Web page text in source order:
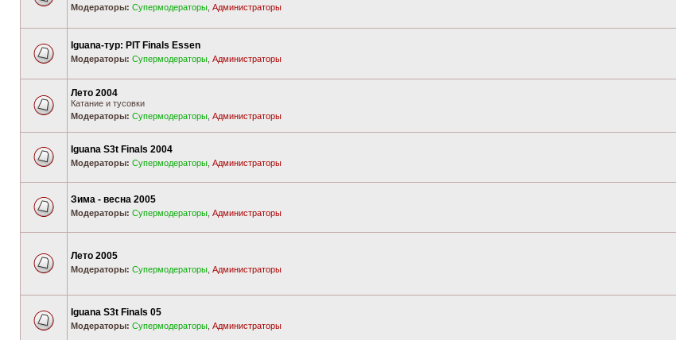
Модераторы: Супермодераторы Администраторы
Iguana-тур: PIT Finals Essen
Модераторы: Супермодераторы Администраторы
Лето 2004
Катание и тусовки
Модераторы: Супермодераторы Администраторы
Iguana S3t Finals 2004
Модераторы: Супермодераторы Администраторы
Зима - весна 2005
Модераторы: Супермодераторы Администраторы
Лето 2005
Модераторы: Супермодераторы Администраторы
Iguana S3t Finals 05
Модераторы: Супермодераторы Администраторы